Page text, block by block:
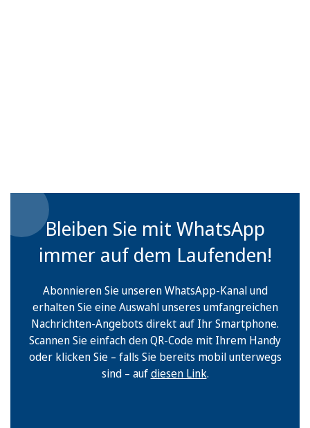
Bleiben Sie mit WhatsApp
immer auf dem Laufenden!
Abonnieren Sie unseren WhatsApp-Kanal und
erhalten Sie eine Auswahl unseres umfangreichen
Nachrichten-Angebots direkt auf Ihr Smartphone.
Scannen Sie einfach den QR-Code mit Ihrem Handy
oder klicken Sie – falls Sie bereits mobil unterwegs
sind – aufdiesen Link.